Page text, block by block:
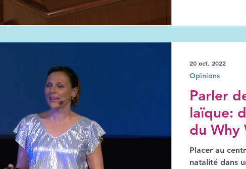
Parler
laïque:
du Why
Placer au
natalité dans une
Opinions
20 oct. 2022